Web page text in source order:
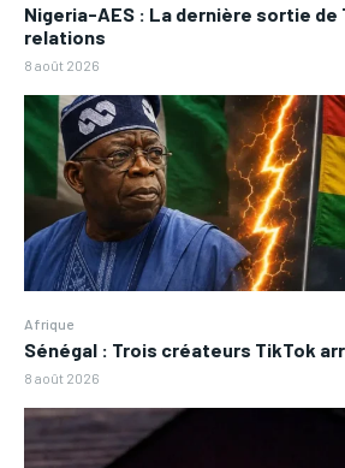
Nigeria-AES : La dernière sortie de
relations
8 août 2026
Afrique
Sénégal : Trois créateurs TikTok
8 août 2026